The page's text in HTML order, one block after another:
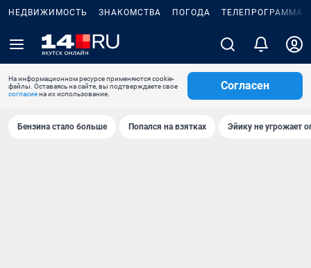
НЕДВИЖИМОСТЬ ЗНАКОМСТВА ПОГОДА ТЕЛЕПРОГРАММА
На информационном ресурсе применяются cookie-
файлы. Оставаясь на сайте, вы подтверждаете свое
согласиена их использование.
Согласен
Бензина стало больше Попался на взятках Эйику не угрожает